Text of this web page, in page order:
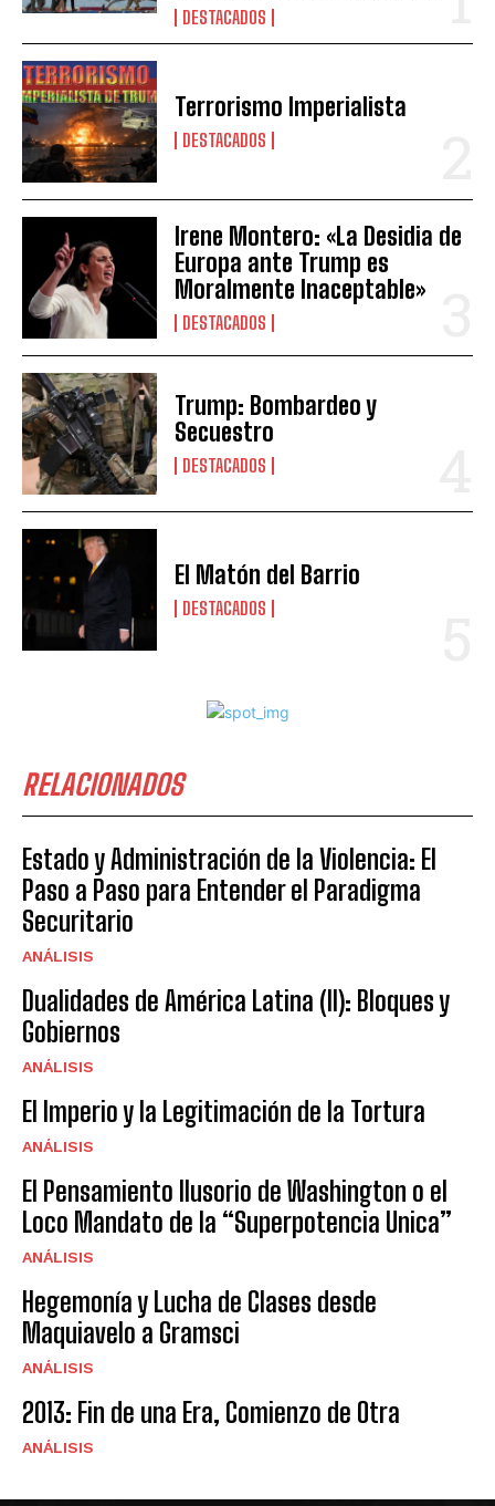
DESTACADOS
Terrorismo Imperialista
DESTACADOS
Irene Montero: «La Desidia de
Europa ante Trump es
Moralmente Inaceptable»
DESTACADOS
Trump: Bombardeo y
Secuestro
DESTACADOS
El Matón del Barrio
DESTACADOS
RELACIONADOS
Estado y Administración de la Violencia: El
Paso a Paso para Entender el Paradigma
Securitario
ANÁLISIS
Dualidades de América Latina (II): Bloques y
Gobiernos
ANÁLISIS
El Imperio y la Legitimación de la Tortura
ANÁLISIS
El Pensamiento Ilusorio de Washington o el
Loco Mandato de la “Superpotencia Unica”
ANÁLISIS
Hegemonía y Lucha de Clases desde
Maquiavelo a Gramsci
ANÁLISIS
2013: Fin de una Era, Comienzo de Otra
ANÁLISIS